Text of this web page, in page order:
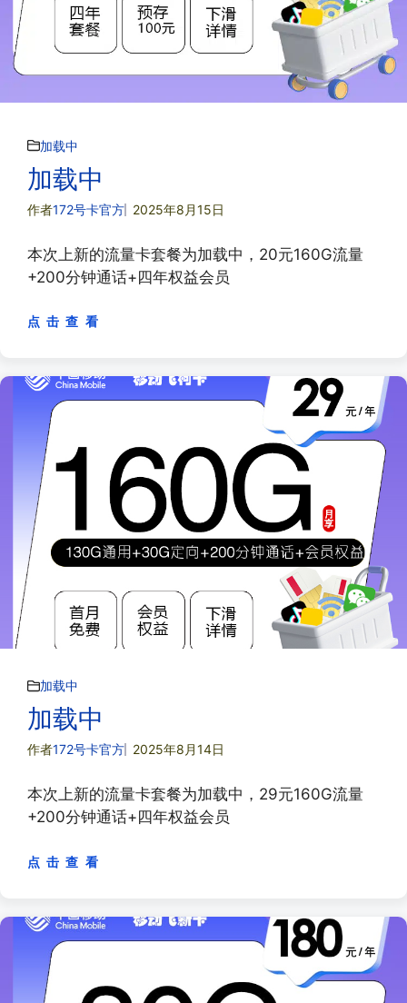
加载中
加载中
作者172号卡官方 2025年8月15日
本次上新的流量卡套餐为加载中，20元160G流量
+200分钟通话+四年权益会员
点 击 查 看
加载中
加载中
作者172号卡官方 2025年8月14日
本次上新的流量卡套餐为加载中，29元160G流量
+200分钟通话+四年权益会员
点 击 查 看